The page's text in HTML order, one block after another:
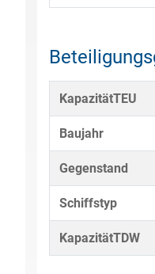
KapazitätTEU
Baujahr
Gegenstand
Schiffstyp
KapazitätTDW